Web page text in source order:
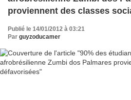
proviennent des classes
Publié le 14/01/2012 à 03:21
Par guyzoducamer